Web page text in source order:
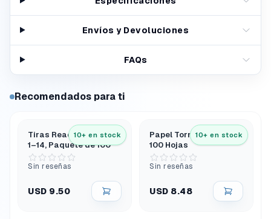
Envíos y Devoluciones
FAQs
Recomendados para ti
10+ en stock
Tiras Reactivas de Ph
1–14, Paquete de 100
Sin reseñas
USD 9.50
10+ en stock
Papel Tornasol Rojo
100 Hojas
Sin reseñas
USD 8.48